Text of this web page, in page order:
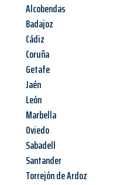
Alcobendas
Badajoz
Cádiz
Coruña
Getafe
Jaén
León
Marbella
Oviedo
Sabadell
Santander
Torrejón de Ardoz